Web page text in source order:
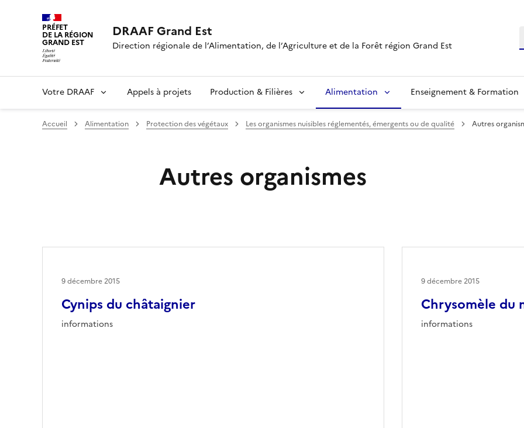
PRÉFET
DE LA RÉGION
GRAND EST
DRAAF Grand Est
Direction régionale de l’Alimentation, de l’Agriculture et de la Forêt région Grand Est
Votre DRAAF Appels à projets Production & Filières Alimentation Enseignement & Formation
Accueil Alimentation Protection des végétaux Les organismes nuisibles réglementés, émergents ou de qualité Autres
Autres organismes
Cynips du châtaignier
informations
9 décembre 2015
Chrysomèle du
informations
9 décembre 2015